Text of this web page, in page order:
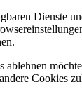
Dienste
Cookies